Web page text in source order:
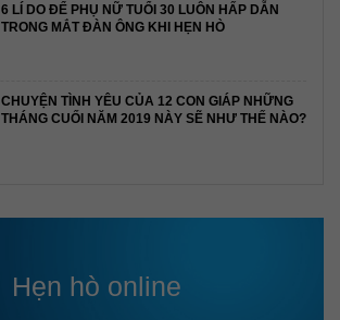
6 LÍ DO ĐỂ PHỤ NỮ TUỔI 30 LUÔN HẤP DẪN
TRONG MẮT ĐÀN ÔNG KHI HẸN HÒ
CHUYỆN TÌNH YÊU CỦA 12 CON GIÁP NHỮNG
THÁNG CUỐI NĂM 2019 NÀY SẼ NHƯ THẾ NÀO?
Hẹn hò online